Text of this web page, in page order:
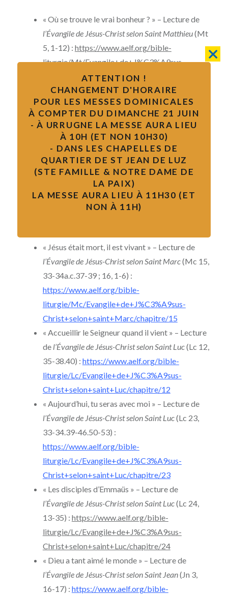
« Où se trouve le vrai bonheur ? » – Lecture de
l’Évangile de Jésus-Christ selon Saint Matthieu(Mt
5, 1-12) : https://www.aelf.org/bible-
liturgie/Mt/Evangile+de+J%C3%A9sus-
Christ+selon+saint+Matthieu/chapitre/5
« Venez à moi, vous tous qui peinez » – Lecture
del’Évangile de Jésus-Christ selon Saint Matthieu
(Mt 11, 25-28) :https://www.aelf.org/bible-
liturgie/Mt/Evangile+de+J%C3%A9sus-
Christ+selon+saint+Matthieu/chapitre/11
« C’est sur l’amour que nous serons jugés » –
Lecture del’Évangile de Jésus-Christ selon Saint
(Mt 25, 31-46) :
https://www.aelf.org/bible-
« Jésus était mort, il est vivant » – Lecture de
l’Évangile de Jésus-Christ selon Saint Marc(Mc 15,
33-34a.c.37-39 ; 16, 1-6) :
https://www.aelf.org/bible-
liturgie/Mc/Evangile+de+J%C3%A9sus-
Christ+selon+saint+Marc/chapitre/15
« Accueillir le Seigneur quand il vient » – Lecture
de l’Évangile de Jésus-Christ selon Saint Luc(Lc 12,
35-38.40) : https://www.aelf.org/bible-
liturgie/Lc/Evangile+de+J%C3%A9sus-
Christ+selon+saint+Luc/chapitre/12
« Aujourd’hui, tu seras avec moi » – Lecture de
l’Évangile de Jésus-Christ selon Saint Luc(Lc 23,
33-34.39-46.50-53) :
https://www.aelf.org/bible-
liturgie/Lc/Evangile+de+J%C3%A9sus-
Christ+selon+saint+Luc/chapitre/23
« Les disciples d’Emmaüs » – Lecture de
l’Évangile de Jésus-Christ selon Saint Luc(Lc 24,
13-35) : https://www.aelf.org/bible-
liturgie/Lc/Evangile+de+J%C3%A9sus-
Christ+selon+saint+Luc/chapitre/24
« Dieu a tant aimé le monde » – Lecture de
l’Évangile de Jésus-Christ selon Saint Jean(Jn 3,
16-17) : https://www.aelf.org/bible-
ATTENTION !
CHANGEMENT D'HORAIRE
POUR LES MESSES DOMINICALES
À COMPTER DU DIMANCHE 21 JUIN
- À URRUGNE LA MESSE AURA LIEU
À 10H (ET NON 10H30)
- DANS LES CHAPELLES DE
QUARTIER DE ST JEAN DE LUZ
(STE FAMILLE & NOTRE DAME DE
LA PAIX)
LA MESSE AURA LIEU À 11H30 (ET
NON À 11H)